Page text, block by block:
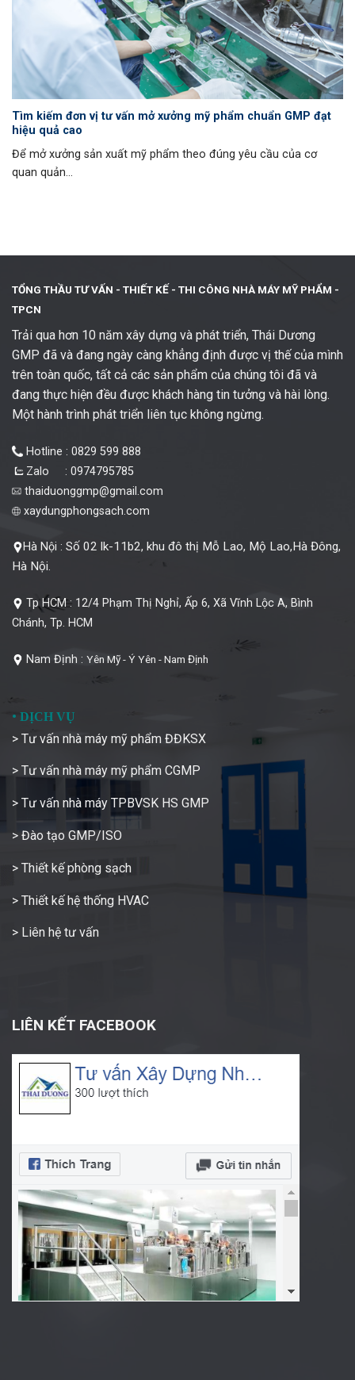
Tìm kiếm đơn vị tư vấn mở xưởng mỹ phẩm chuẩn GMP đạt
hiệu quả cao
Để mở xưởng sản xuất mỹ phẩm theo đúng yêu cầu của cơ
quan quản...
TỔNG THẦU TƯ VẤN - THIẾT KẾ - THI CÔNG NHÀ MÁY MỸ PHẨM -
TPCN
Trải qua hơn 10 năm xây dựng và phát triển, Thái Dương
GMP đã và đang ngày càng khẳng định được vị thế của mình
trên toàn quốc, tất cả các sản phẩm của chúng tôi đã và
đang thực hiện đều được khách hàng tin tưởng và hài lòng.
Một hành trình phát triển liên tục không ngừng.
Hotline : 0829 599 888
Zalo : 0974795785
thaiduonggmp@gmail.com
xaydungphongsach.com
Hà Nội : Số 02 lk-11b2, khu đô thị Mỗ Lao, Mộ Lao,Hà Đông,
Hà Nội.
Tp HCM : 12/4 Phạm Thị Nghỉ, Ấp 6, Xã Vĩnh Lộc A, Bình
Chánh, Tp. HCM
Nam Định : Yên Mỹ - Ý Yên - Nam Định
• DỊCH VỤ
> Tư vấn nhà máy mỹ phẩm ĐĐKSX
> Tư vấn nhà máy mỹ phẩm CGMP
> Tư vấn nhà máy TPBVSK HS GMP
> Đào tạo GMP/ISO
> Thiết kế phòng sạch
> Thiết kế hệ thống HVAC
> Liên hệ tư vấn
LIÊN KẾT FACEBOOK